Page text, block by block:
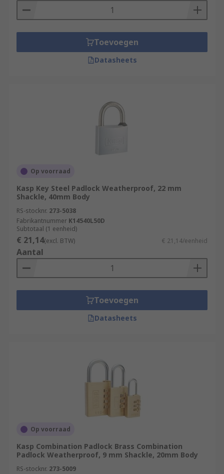
Toevoegen
Datasheets
Op voorraad
Kasp Key Steel Padlock Weatherproof, 22 mm
Shackle, 40mm Body
RS-stocknr. 273-5038
Fabrikantnummer K14540L50D
Subtotaal (1 eenheid)
€ 21,14(excl. BTW) € 21,14/eenheid
Aantal
Toevoegen
Datasheets
Op voorraad
Kasp Combination Padlock Brass Combination
Padlock Weatherproof, 9 mm Shackle, 20mm Body
RS-stocknr. 273-5009